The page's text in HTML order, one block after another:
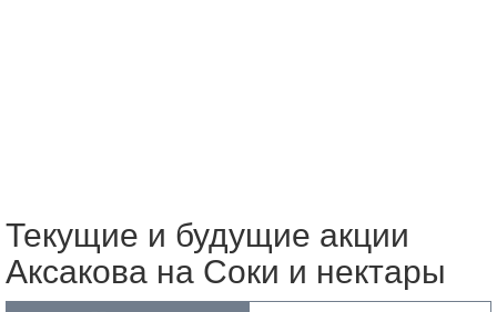
Текущие и будущие акции
Аксакова на Соки и нектары